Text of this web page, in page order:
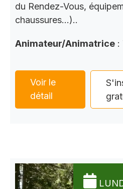
du Rendez-Vous,
chaussures…)..
Animateur/Animatrice :
Voir le
détail